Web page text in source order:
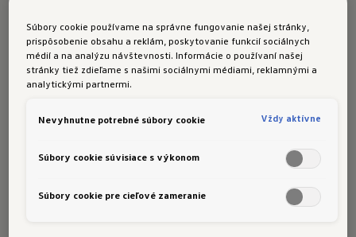
T‑Cross:Exteriér
Nápadná karoséria, široká maska chladiča,
zvýšená svetlá výška - nový T-Cross je
novým žltým lakovaním "Grape Yellow".
po zadnú časť. Dodatočné akcenty vytvárajú
Súbory cookie používame na správne fungovanie našej stránky,
prispôsobenie obsahu a reklám, poskytovanie funkcií sociálnych
médií a na analýzu návštevnosti. Informácie o používaní našej
stránky tiež zdieľame s našimi sociálnymi médiami, reklamnými a
analytickými partnermi.
Nevyhnutne potrebné súbory cookie Vždy aktívne
Súbory cookie súvisiace s výkonom
Súbory cookie pre cieľové zameranie